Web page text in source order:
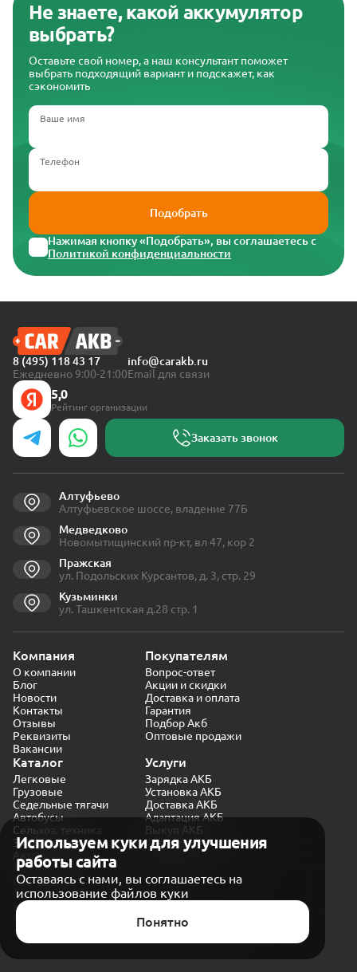
Не знаете, какой аккумулятор
выбрать?
Оставьте свой номер, а наш консультант поможет
выбрать подходящий вариант и подскажет, как
сэкономить
Ваше имя
Телефон
Подобрать
Нажимая кнопку «Подобрать», вы соглашаетесь с
Политикой конфиденциальности
Используем куки для улучшения
работы сайта
Оставаясь с нами, вы соглашаетесь на
использование файлов куки
Понятно
8 (495) 118 43 17
Ежедневно 9:00-21:00
info@carakb.ru
Email для связи
5,0
Рейтинг организации
Заказать звонок
Алтуфьево
Алтуфьевское шоссе, владение 77Б
Медведково
Новомытищинский пр-кт, вл 47, кор 2
Пражская
ул. Подольских Курсантов, д. 3, стр. 29
Кузьминки
ул. Ташкентская д.28 стр. 1
Компания
О компании
Блог
Новости
Контакты
Отзывы
Реквизиты
Вакансии
Покупателям
Вопрос-ответ
Акции и скидки
Доставка и оплата
Гарантия
Подбор Акб
Оптовые продажи
Каталог
Легковые
Грузовые
Седельные тягачи
Автобусы
Сельхоз. техника
Экскаваторы
Автокраны
Услуги
Зарядка АКБ
Установка АКБ
Доставка АКБ
Адаптация АКБ
Выкуп АКБ
Проверка генератора
Политика конфиденциальности
Обработка персональных данных
Согласие на обработку в «Яндекс.Метрика»
Карта сайта
© CARAKB 2026. Все права защищены